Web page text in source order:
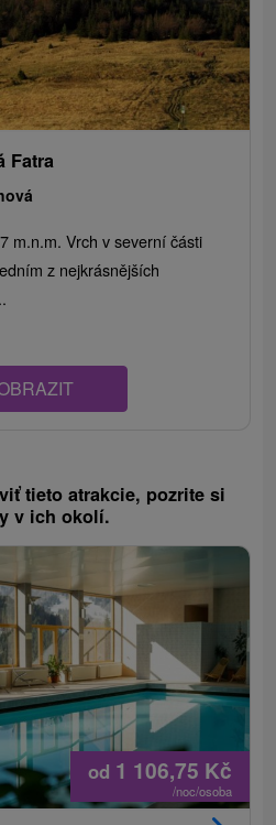
Fatra
m.n.m. Vrch v severní části
z nejkrásnějších
tieto atrakcie, pozrite si
v ich okolí.
od 1 106,75 Kč
/noc/osoba